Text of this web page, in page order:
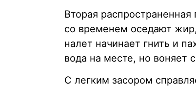
Вторая
со временем оседают
налет начинает гнить и
вода на месте, но воняет
С легким засором